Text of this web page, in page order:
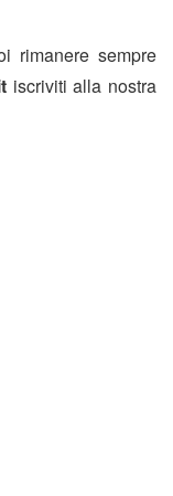
rimanere sempre
iscriviti alla nostra